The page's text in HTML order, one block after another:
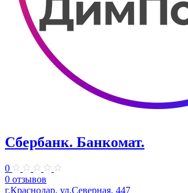
Сбербанк. Банкомат.
0
0 отзывов
г.Краснодар, ул.Северная, 447